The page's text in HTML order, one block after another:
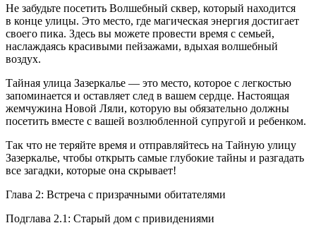
Не забудьте посетить Волшебный сквер, который находится
в конце улицы. Это место, где магическая энергия достигает
своего пика. Здесь вы можете провести время с семьей,
наслаждаясь красивыми пейзажами, вдыхая волшебный
воздух.
Тайная улица Зазеркалье — это место, которое с легкостью
запоминается и оставляет след в вашем сердце. Настоящая
жемчужина Новой Ляли, которую вы обязательно должны
посетить вместе с вашей возлюбленной супругой и ребенком.
Так что не теряйте время и отправляйтесь на Тайную улицу
Зазеркалье, чтобы открыть самые глубокие тайны и разгадать
все загадки, которые она скрывает!
Глава 2: Встреча с призрачными обитателями
Подглава 2.1: Старый дом с привидениями